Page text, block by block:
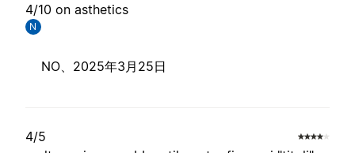
4/10 on asthetics
N
NO、 2025年3月25日
4/5